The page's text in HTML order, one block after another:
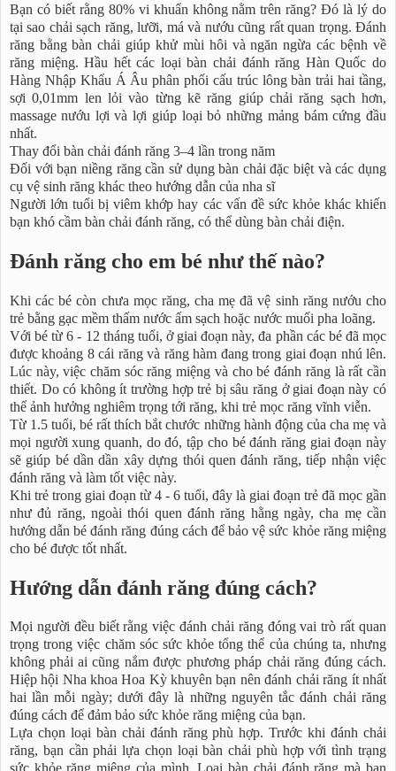
Bạn có biết rằng 80% vi khuẩn không nằm trên răng? Đó là lý do
tại sao chải sạch răng, lưỡi, má và nướu cũng rất quan trọng. Đánh
răng bằng bàn chải giúp khử mùi hôi và ngăn ngừa các bệnh về
răng miệng. Hầu hết các loại bàn chải đánh răng Hàn Quốc do
Hàng Nhập Khẩu Á Âu phân phối cấu trúc lông bàn trải hai tầng,
sợi 0,01mm len lỏi vào từng kẽ răng giúp chải răng sạch hơn,
massage nướu lợi và lợi giúp loại bỏ những mảng bám cứng đầu
nhất.
Thay đổi bàn chải đánh răng 3–4 lần trong năm
Đối với bạn niềng răng cần sử dụng bàn chải đặc biệt và các dụng
cụ vệ sinh răng khác theo hướng dẫn của nha sĩ
Người lớn tuổi bị viêm khớp hay các vấn đề sức khỏe khác khiến
bạn khó cầm bàn chải đánh răng, có thể dùng bàn chải điện.
Đánh răng cho em bé như thế nào?
Khi các bé còn chưa mọc răng, cha mẹ đã vệ sinh răng nướu cho
trẻ bằng gạc mềm thấm nước ấm sạch hoặc nước muối pha loãng.
Với bé từ 6 - 12 tháng tuổi, ở giai đoạn này, đa phần các bé đã mọc
được khoảng 8 cái răng và răng hàm đang trong giai đoạn nhú lên.
Lúc này, việc chăm sóc răng miệng và cho bé đánh răng là rất cần
thiết. Do có không ít trường hợp trẻ bị sâu răng ở giai đoạn này có
thể ảnh hưởng nghiêm trọng tới răng, khi trẻ mọc răng vĩnh viễn.
Từ 1.5 tuổi, bé rất thích bắt chước những hành động của cha mẹ và
mọi người xung quanh, do đó, tập cho bé đánh răng giai đoạn này
sẽ giúp bé dần dần xây dựng thói quen đánh răng, tiếp nhận việc
đánh răng và làm tốt việc này.
Khi trẻ trong giai đoạn từ 4 - 6 tuổi, đây là giai đoạn trẻ đã mọc gần
như đủ răng, ngoài thói quen đánh răng hằng ngày, cha mẹ cần
hướng dẫn bé đánh răng đúng cách để bảo vệ sức khỏe răng miệng
cho bé được tốt nhất.
Hướng dẫn đánh răng đúng cách?
Mọi người đều biết rằng việc đánh chải răng đóng vai trò rất quan
trọng trong việc chăm sóc sức khỏe tổng thể của chúng ta, nhưng
không phải ai cũng nắm được phương pháp chải răng đúng cách.
Hiệp hội Nha khoa Hoa Kỳ khuyên bạn nên đánh chải răng ít nhất
hai lần mỗi ngày; dưới đây là những nguyên tắc đánh chải răng
đúng cách để đảm bảo sức khỏe răng miệng của bạn.
Lựa chọn loại bàn chải đánh răng phù hợp. Trước khi đánh chải
răng, bạn cần phải lựa chọn loại bàn chải phù hợp với tình trạng